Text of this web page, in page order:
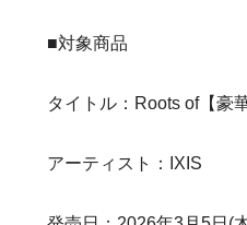
■対象商品
タイトル：Roots of【豪
アーティスト：IXIS